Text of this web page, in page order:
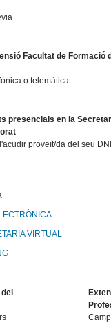
Facultat de Formació
o telemàtica
presencials en la
proveït/da del seu
VIRTUAL